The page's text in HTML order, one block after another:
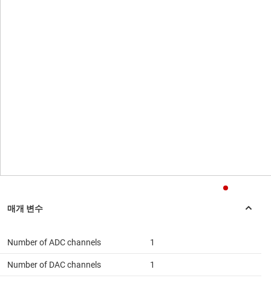
Number of ADC channels 1
Number of DAC channels 1